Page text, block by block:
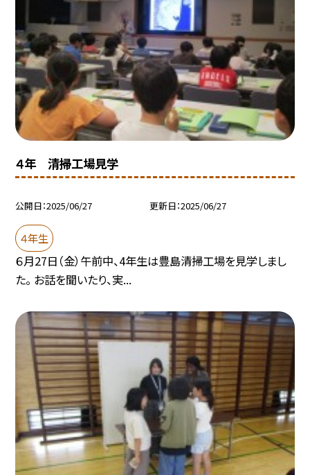
４年 清掃工場見学
公開日 2025/06/27 更新日 2025/06/27
４年生
６月27日（金）午前中、4年生は豊島清掃工場を見学しまし
た。 お話を聞いたり、実...